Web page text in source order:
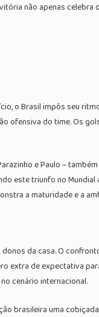
não apenas celebra
o Brasil impôs seu
ofensiva do time. Os
e Paulo –
este triunfo no
a maturidade e a
da casa. O
extra de expectativa
cenário internacional.
brasileira uma